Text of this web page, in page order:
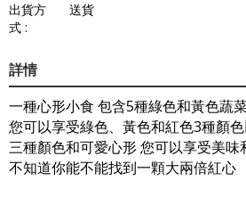
出貨方
式 :
送貨
詳情
一種心形小食 包含5種綠色和黃色蔬
您可以享受綠色、黃色和紅色3種顏
三種顏色和可愛心形 您可以享受美味
不知道你能不能找到一顆大兩倍紅心